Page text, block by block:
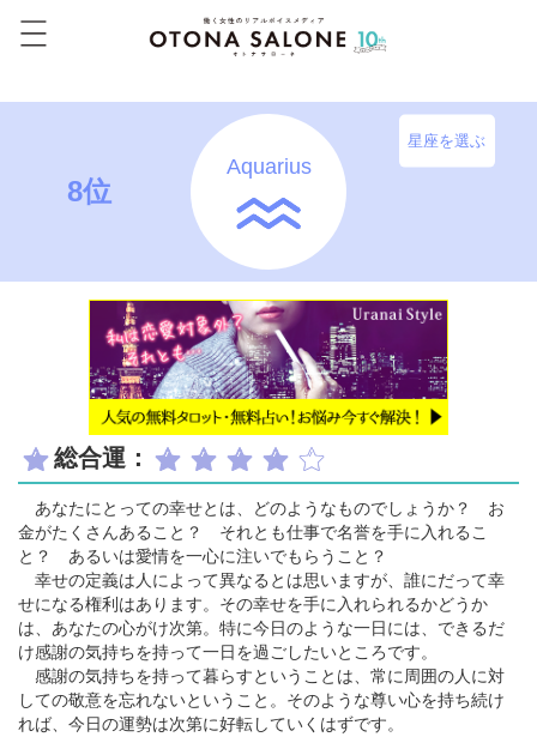
8位
Aquarius
星座を選ぶ
総合運：
あなたにとっての幸せとは、どのようなものでしょうか？ お
金がたくさんあること？ それとも仕事で名誉を手に入れるこ
と？ あるいは愛情を一心に注いでもらうこと？
幸せの定義は人によって異なるとは思いますが、誰にだって幸
せになる権利はあります。その幸せを手に入れられるかどうか
は、あなたの心がけ次第。特に今日のような一日には、できるだ
け感謝の気持ちを持って一日を過ごしたいところです。
感謝の気持ちを持って暮らすということは、常に周囲の人に対
しての敬意を忘れないということ。そのような尊い心を持ち続け
れば、今日の運勢は次第に好転していくはずです。